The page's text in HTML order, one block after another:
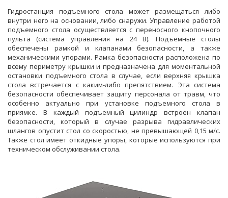
Гидростанция подъемного стола может размещаться либо
внутри него на основании, либо снаружи. Управление работой
подъемного стола осуществляется с переносного кнопочного
пульта (система управления на 24 В). Подъемные столы
обеспечены рамкой и клапанами безопасности, а также
механическими упорами. Рамка безопасности расположена по
всему периметру крышки и предназначена для моментальной
остановки подъемного стола в случае, если верхняя крышка
стола встречается с каким-либо препятствием. Эта система
безопасности обеспечивает защиту персонала от травм, что
особенно актуально при установке подъемного стола в
приямке. В каждый подъемный цилиндр встроен клапан
безопасности, который в случае разрыва гидравлических
шлангов опустит стол со скоростью, не превышающей 0,15 м/с.
Также стол имеет откидные упоры, которые используются при
техническом обслуживании стола.